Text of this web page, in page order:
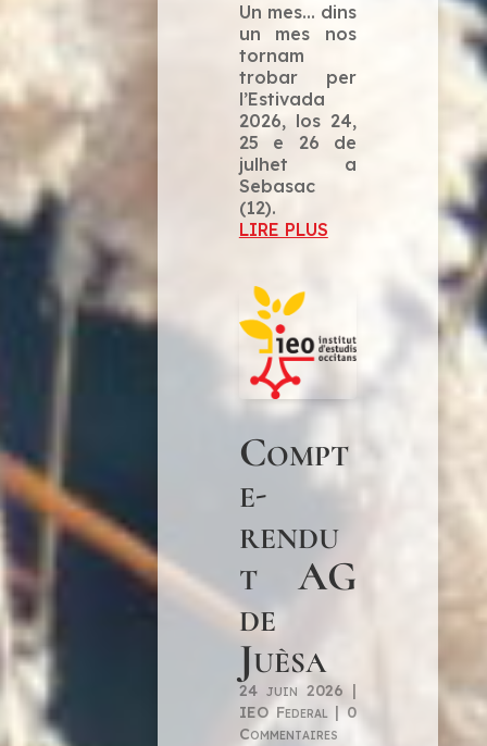
Un mes… dins
un mes nos
tornam
trobar per
l’Estivada
2026, los 24,
25 e 26 de
julhet a
Sebasac
(12).
LIRE PLUS
Compt
e-
rendu
t AG
de
Juèsa
24 juin 2026
IEO Federal| 0
Commentaires